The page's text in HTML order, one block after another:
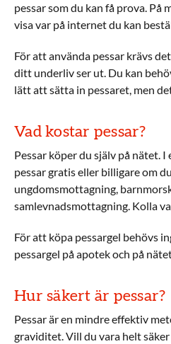
pessar som du kan få prova. På
visa var på internet du kan
För att använda pessar krävs
ditt underliv ser ut. Du kan
lätt att sätta in pessaret, men
Vad kostar pessar?
Pessar köper du själv på nätet.
pessar gratis eller billigare om
ungdomsmottagning,
samlevnadsmottagning. Kolla
För att köpa pessargel behövs
pessargel på apotek och på
Hur säkert är pessar?
Pessar är en mindre effektiv
graviditet. Vill du vara helt